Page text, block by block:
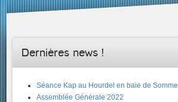
Proposer un nouveau lien !
Dernières news !
Séance Kap au Hourdel en baie de Somme
Assemblée Générale 2022